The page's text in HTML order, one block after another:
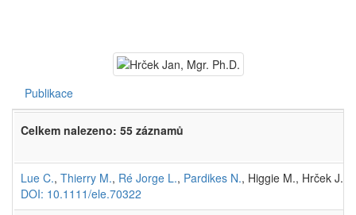
Publikace
Celkem nalezeno: 55 záznamů
Lue C., Thierry M., Ré Jorge L., Pardikes N., Higgie M., Hrček J.
DOI: 10.1111/ele.70322